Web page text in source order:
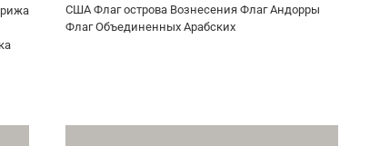
США Флаг острова Вознесения Флаг Андорры
Флаг Объединенных Арабских